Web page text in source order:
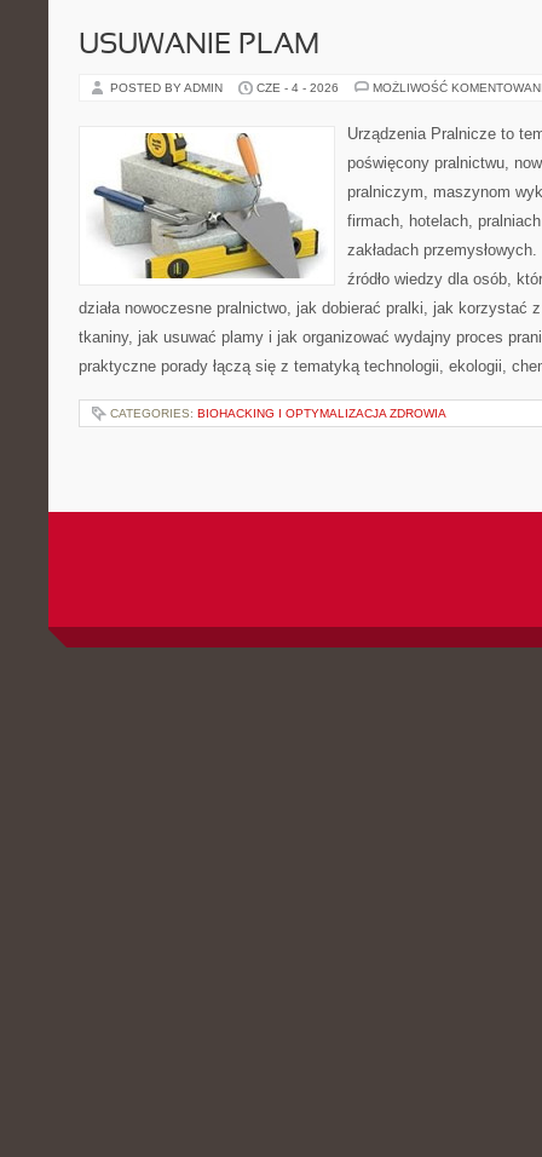
USUWANIE PLAM
POSTED BY ADMIN CZE - 4 - 2026 MOŻLIWOŚĆ
Urządzenia Pralnicze to
poświęcony pralnictwu,
pralniczym, maszynom
firmach, hotelach,
zakładach
źródło wiedzy dla osób,
działa nowoczesne pralnictwo, jak dobierać pralki, jak korzystać
tkaniny, jak usuwać plamy i jak organizować wydajny proces
praktyczne porady łączą się z tematyką technologii, ekologii,
CATEGORIES: BIOHACKING I OPTYMALIZACJA ZDROWIA